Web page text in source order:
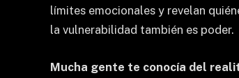
límites emocionales y revelan
la vulnerabilidad también es poder.
Mucha gente te conocía del